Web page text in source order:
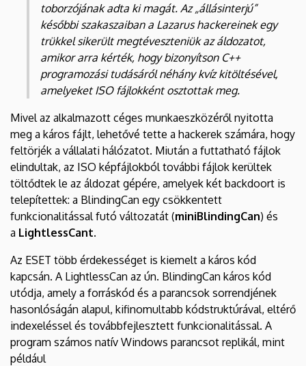
toborzójának adta ki magát. Az „állásinterjú”
későbbi szakaszaiban a Lazarus hackereinek egy
trükkel sikerült megtéveszteniük az áldozatot,
amikor arra kérték, hogy bizonyítson C++
programozási tudásáról néhány kvíz kitöltésével,
amelyeket ISO fájlokként osztottak meg.
Mivel az alkalmazott céges munkaeszközéről nyitotta
meg a káros fájlt, lehetővé tette a hackerek számára, hogy
feltörjék a vállalati hálózatot. Miután a futtatható fájlok
elindultak, az ISO képfájlokból további fájlok kerültek
töltődtek le az áldozat gépére, amelyek két backdoort is
telepítettek: a BlindingCan egy csökkentett
funkcionalitással futó változatát (miniBlindingCan) és
a LightlessCant.
Az ESET több érdekességet is kiemelt a káros kód
kapcsán. A LightlessCan az ún. BlindingCan káros kód
utódja, amely a forráskód és a parancsok sorrendjének
hasonlóságán alapul, kifinomultabb kódstruktúrával, eltérő
indexeléssel és továbbfejlesztett funkcionalitással. A
program számos natív Windows parancsot replikál, mint
például